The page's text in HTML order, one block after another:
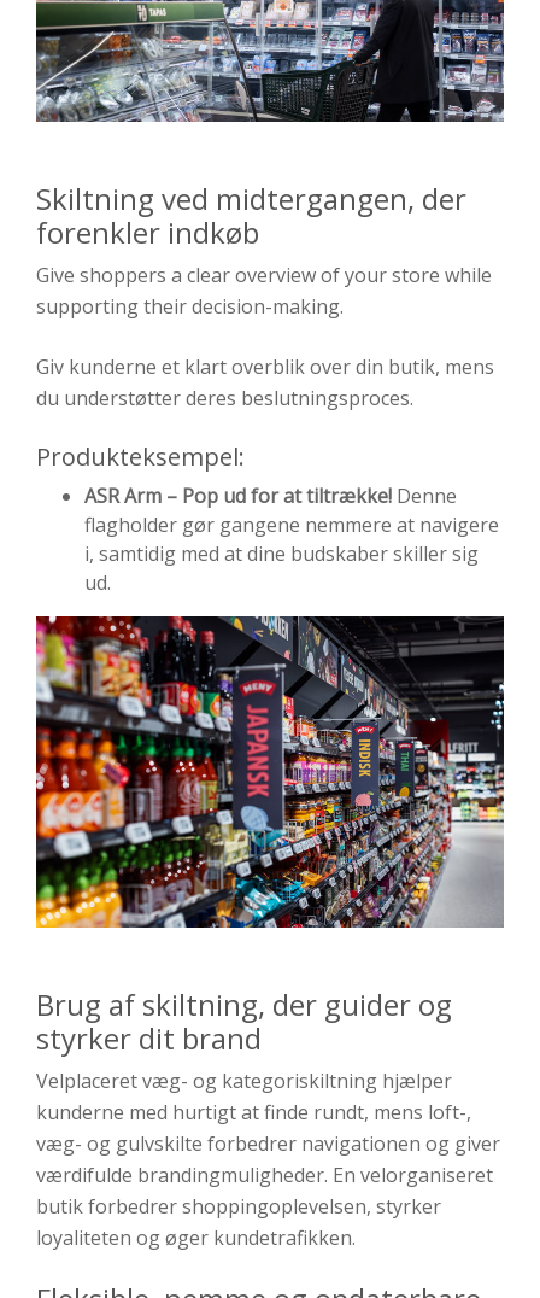
Skiltning ved midtergangen, der
forenkler indkøb
Give shoppers a clear overview of your store while
supporting their decision-making.
Giv kunderne et klart overblik over din butik, mens
du understøtter deres beslutningsproces.
Produkteksempel:
ASR Arm – Pop ud for at tiltrække! Denne
flagholder gør gangene nemmere at navigere
i, samtidig med at dine budskaber skiller sig
ud.
Brug af skiltning, der guider og
styrker dit brand
Velplaceret væg- og kategoriskiltning hjælper
kunderne med hurtigt at finde rundt, mens loft-,
væg- og gulvskilte forbedrer navigationen og giver
værdifulde brandingmuligheder. En velorganiseret
butik forbedrer shoppingoplevelsen, styrker
loyaliteten og øger kundetrafikken.